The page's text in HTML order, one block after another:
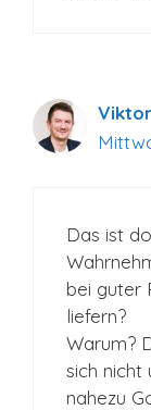
Viktor
Das ist
bei guter
liefern?
Warum?
sich nicht
nahezu